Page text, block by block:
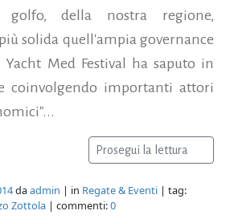
golfo, della nostra regione,
solida quell'ampia governance
Med Festival ha saputo in
coinvolgendo importanti attori
Prosegui la lettura
daadmin | in Regate & Eventi | tag:
Zottola | commenti:0